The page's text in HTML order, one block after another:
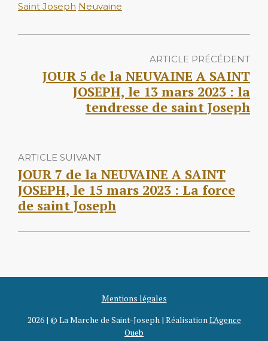
Saint Joseph Neuvaine
ARTICLE PRÉCÉDENT
JOUR 5 de la NEUVAINE A SAINT
JOSEPH, le 13 mars 2023 : la
tendresse de saint Joseph
ARTICLE SUIVANT
JOUR 7 de la NEUVAINE A SAINT
JOSEPH, le 15 mars 2023 : La force
de saint Joseph
Mentions légales
2026 | © La Marche de Saint-Joseph | RéalisationL'Agence
Oueb